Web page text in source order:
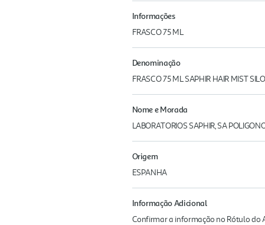
Informações
FRASCO 75 ML
Denominação
FRASCO 75 ML SAPHIR HAIR MIST
Nome e Morada
LABORATORIOS SAPHIR, SA
Origem
ESPANHA
Informação Adicional
Confirmar a informação no Rótulo do